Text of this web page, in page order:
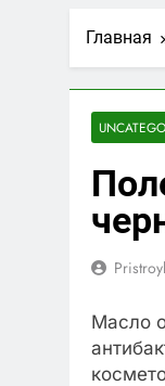
Главная
Масло